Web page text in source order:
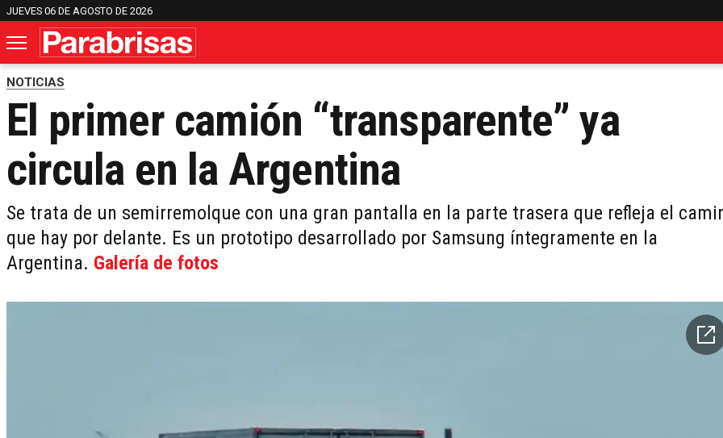
JUEVES 06 DE AGOSTO DE 2026
NOTICIAS
El primer camión “transparente” ya
circula en la Argentina
Se trata de un semirremolque con una gran pantalla en la parte trasera que refleja el
que hay por delante. Es un prototipo desarrollado por Samsung íntegramente en la
Argentina. Galería de fotos